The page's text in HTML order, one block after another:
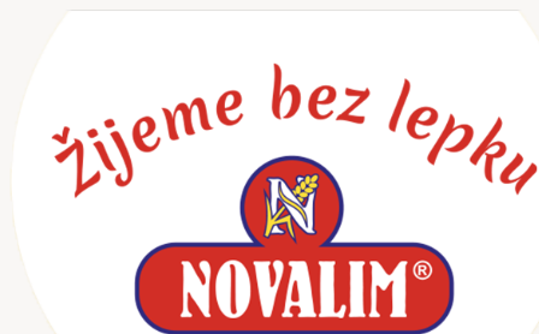
Preskočiť